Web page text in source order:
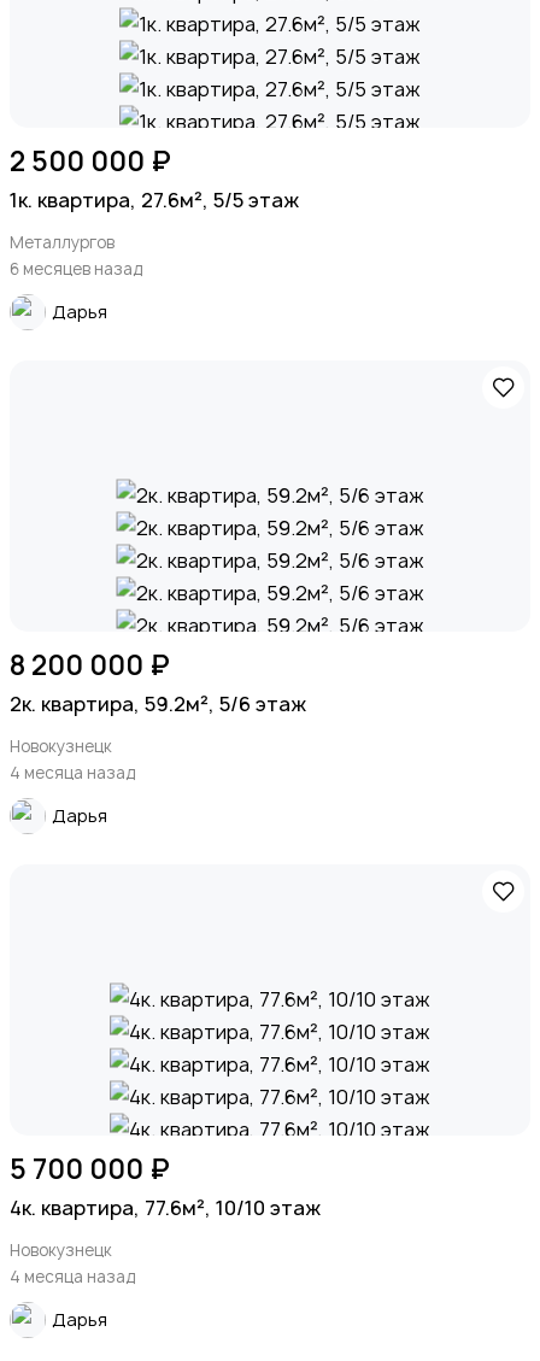
2 500 000 ₽
1к. квартира, 27.6м², 5/5 этаж
Металлургов
6 месяцев назад
Дарья
8 200 000 ₽
2к. квартира, 59.2м², 5/6 этаж
Новокузнецк
4 месяца назад
Дарья
5 700 000 ₽
4к. квартира, 77.6м², 10/10 этаж
Новокузнецк
4 месяца назад
Дарья